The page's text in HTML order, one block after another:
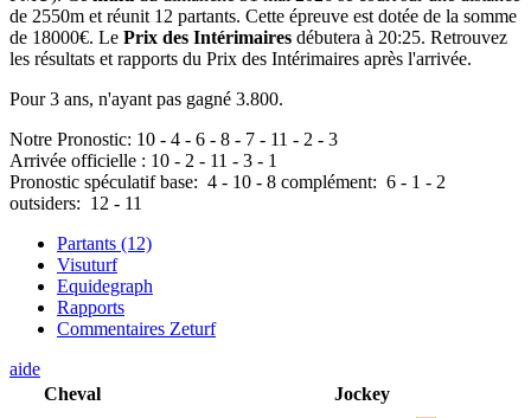
de 2550m et réunit 12 partants. Cette épreuve est dotée de la somme
de 18000€. Le Prix des Intérimaires débutera à 20:25. Retrouvez
les résultats et rapports du Prix des Intérimaires après l'arrivée.
Pour 3 ans, n'ayant pas gagné 3.800.
Notre Pronostic: 10 - 4 - 6 - 8 - 7 - 11 - 2 - 3
Arrivée officielle : 10 - 2 - 11 - 3 - 1
Pronostic spéculatif base: 4 - 10 - 8 complément: 6 - 1 - 2
outsiders: 12 - 11
Partants (12)
Visuturf
Equidegraph
Rapports
Commentaires Zeturf
aide
Cheval
Jockey